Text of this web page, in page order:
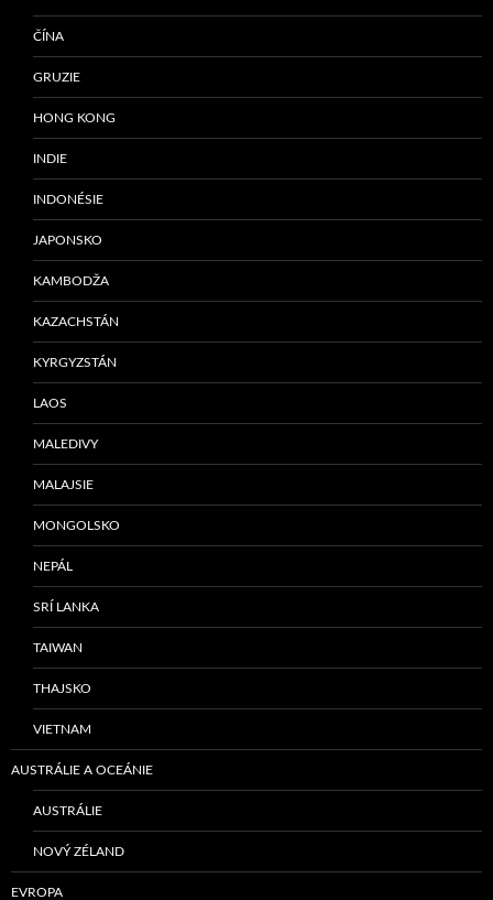
ČÍNA
GRUZIE
HONG KONG
INDIE
INDONÉSIE
JAPONSKO
KAMBODŽA
KAZACHSTÁN
KYRGYZSTÁN
LAOS
MALEDIVY
MALAJSIE
MONGOLSKO
NEPÁL
SRÍ LANKA
TAIWAN
THAJSKO
VIETNAM
AUSTRÁLIE A OCEÁNIE
AUSTRÁLIE
NOVÝ ZÉLAND
EVROPA